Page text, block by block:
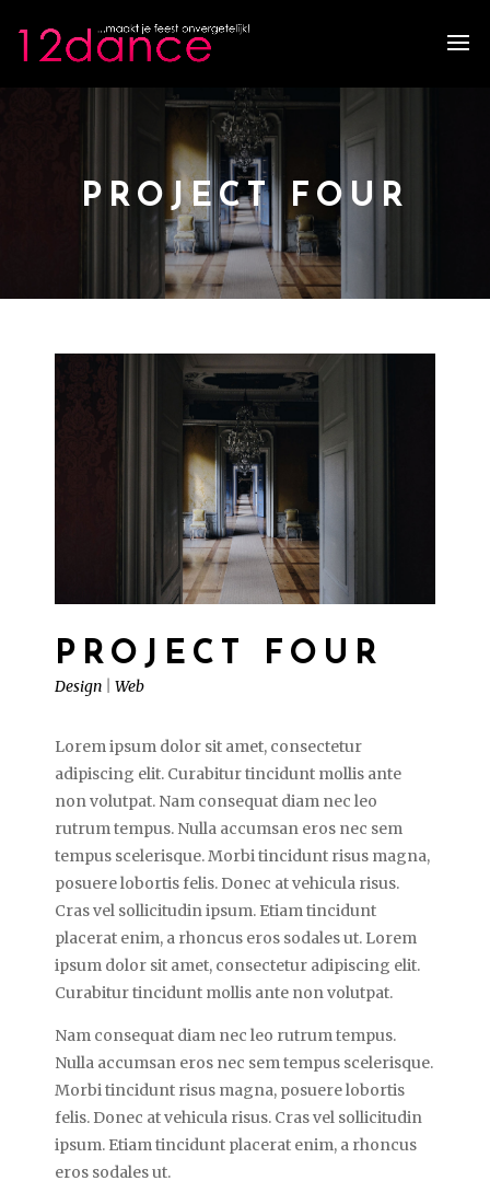
PROJECT FOUR
PROJECT FOUR
Design Web
Lorem ipsum dolor sit amet, consectetur
adipiscing elit. Curabitur tincidunt mollis ante
non volutpat. Nam consequat diam nec leo
rutrum tempus. Nulla accumsan eros nec sem
tempus scelerisque. Morbi tincidunt risus magna,
posuere lobortis felis. Donec at vehicula risus.
Cras vel sollicitudin ipsum. Etiam tincidunt
placerat enim, a rhoncus eros sodales ut. Lorem
ipsum dolor sit amet, consectetur adipiscing elit.
Curabitur tincidunt mollis ante non volutpat.
Nam consequat diam nec leo rutrum tempus.
Nulla accumsan eros nec sem tempus scelerisque.
Morbi tincidunt risus magna, posuere lobortis
felis. Donec at vehicula risus. Cras vel sollicitudin
ipsum. Etiam tincidunt placerat enim, a rhoncus
eros sodales ut.